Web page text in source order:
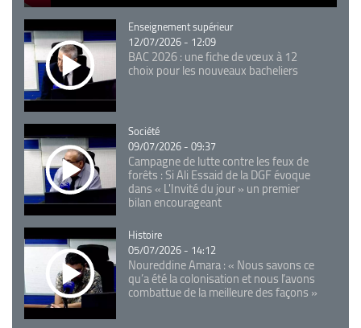
Catégorie
Enseignement supérieur
12/07/2026 - 12:09
BAC 2026 : une fiche de vœux à 12
choix pour les nouveaux bacheliers
Catégorie
Société
09/07/2026 - 09:37
Campagne de lutte contre les feux de
forêts : Si Ali Essaid de la DGF évoque
dans « L'Invité du jour » un premier
bilan encourageant
Catégorie
Histoire
05/07/2026 - 14:12
Noureddine Amara : « Nous savons ce
qu’a été la colonisation et nous l’avons
combattue de la meilleure des façons »